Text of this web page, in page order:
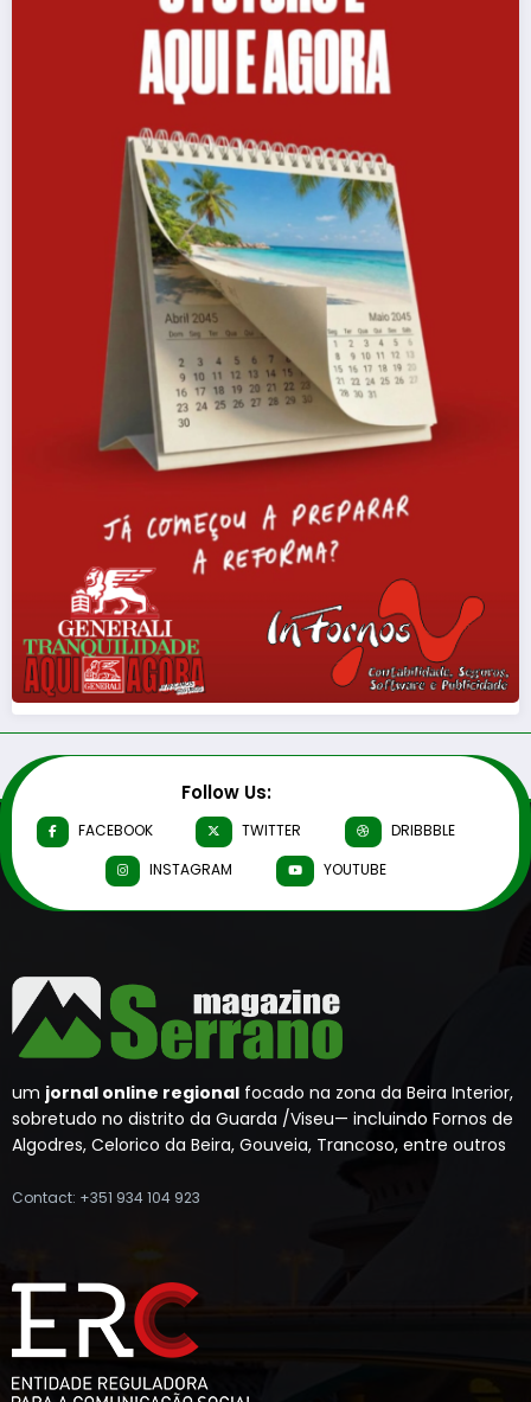
Follow Us:
FACEBOOK TWITTER
DRIBBBLE
INSTAGRAM
YOUTUBE
um jornal online regional focado na zona da Beira Interior,
sobretudo no distrito da Guarda /Viseu— incluindo Fornos de
Algodres, Celorico da Beira, Gouveia, Trancoso, entre outros
Contact: +351 934 104 923